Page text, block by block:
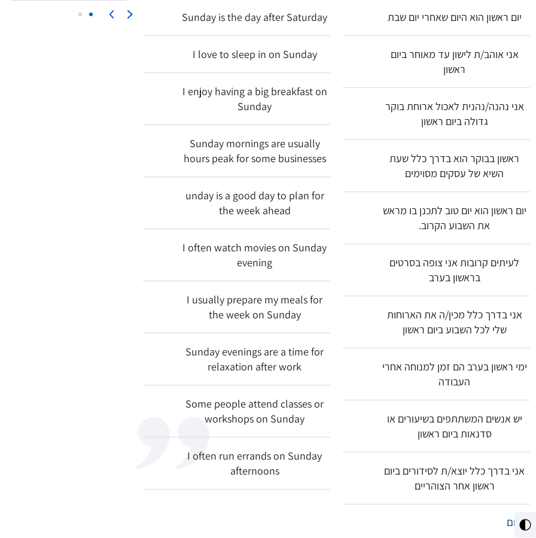
מתג
יום ראשון הוא היום שאחרי יום שבת
אני אוהב/ת לישון עד מאוחר ביום
ראשון
אני נהנה/נהנית לאכול ארוחת בוקר
גדולה ביום ראשון
ראשון בבוקר הוא בדרך כלל שעת
השיא של עסקים מסוימים
יום ראשון הוא יום טוב לתכנן בו מראש
את השבוע הקרוב.
לעיתים קרובות אני צופה בסרטים
בראשון בערב
אני בדרך כלל מכין/ה את הארוחות
שלי לכל השבוע ביום ראשון
ימי ראשון בערב הם זמן למנוחה אחרי
העבודה
יש אנשים המשתתפים בשיעורים או
סדנאות ביום ראשון
אני בדרך כלל יוצא/ת לסידורים ביום
ראשון אחר הצוהריים
Sunday is the day after Saturday
I love to sleep in on Sunday
I enjoy having a big breakfast on
Sunday
Sunday mornings are usually
hours peak for some businesses
unday is a good day to plan for
the week ahead
I often watch movies on Sunday
evening
I usually prepare my meals for
the week on Sunday
Sunday evenings are a time for
relaxation after work
Some people attend classes or
workshops on Sunday
I often run errands on Sunday
afternoons
סיכום